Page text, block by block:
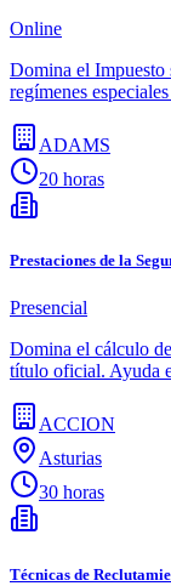
Online
Domina el
regímenes
ADAMS
20 horas
Prestaciones de la
Presencial
Domina el cálculo
título oficial. Ayuda
ACCION
Asturias
30 horas
Técnicas de